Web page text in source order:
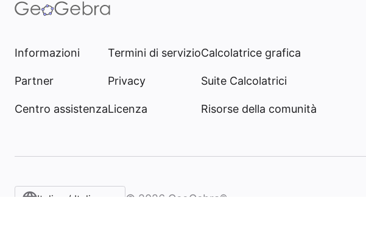
Informazioni
Partner
Centro assistenza
Termini di servizio
Privacy
Licenza
Calcolatrice grafica
Suite Calcolatrici
Risorse della comunità
Italian / Italiano‎ © 2026 GeoGebra®